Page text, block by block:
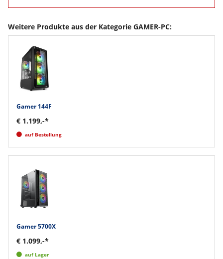
Weitere Produkte aus der Kategorie GAMER-PC:
Gamer 144F
€ 1.199,-*
auf Bestellung
Gamer 5700X
€ 1.099,-*
auf Lager